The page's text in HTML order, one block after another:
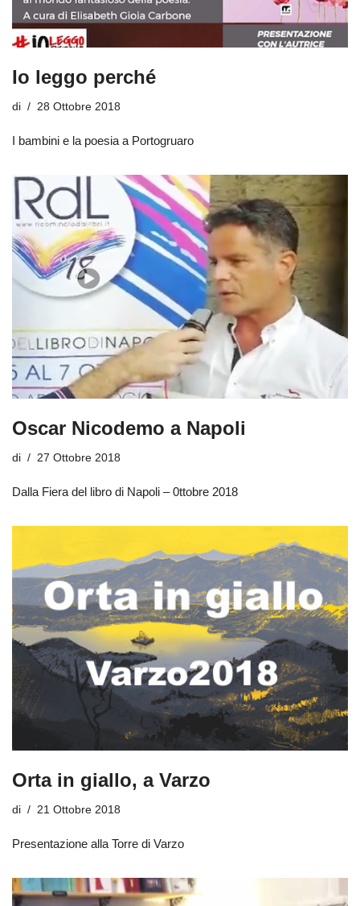
Io leggo perché
di 28 Ottobre 2018
I bambini e la poesia a Portogruaro
Oscar Nicodemo a Napoli
di 27 Ottobre 2018
Dalla Fiera del libro di Napoli – 0ttobre 2018
Orta in giallo, a Varzo
di 21 Ottobre 2018
Presentazione alla Torre di Varzo